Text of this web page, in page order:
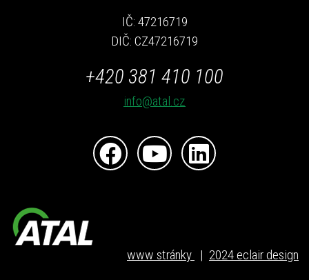
IČ: 47216719
DIČ: CZ47216719
+420 381 410 100
info@atal.cz
www stránky | 2024 eclair design